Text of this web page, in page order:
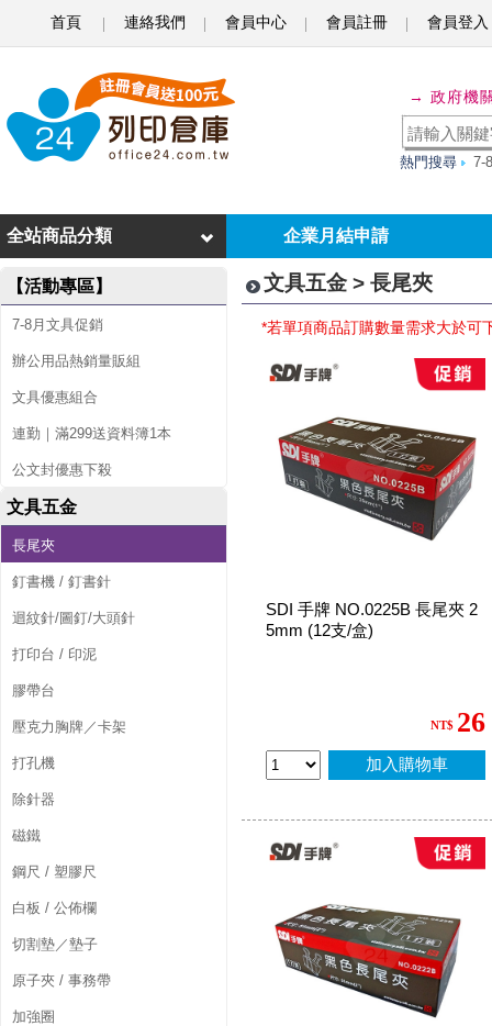
首頁 連絡我們 會員中心 會員註冊 會員登入
尾
夾
→ 政府機
熱門搜尋 7-
企業月結申請
全站商品分類
【活動專區】
7-8月文具促銷
辦公用品熱銷量販組
文具優惠組合
連勤｜滿299送資料簿1本
公文封優惠下殺
文具五金
長尾夾
釘書機 / 釘書針
迴紋針/圖釘/大頭針
打印台 / 印泥
膠帶台
壓克力胸牌／卡架
打孔機
除針器
磁鐵
鋼尺 / 塑膠尺
白板 / 公佈欄
切割墊／墊子
原子夾 / 事務帶
加強圈
文具五金 > 長尾夾
*若單項商品訂購數量需求大於可
SDI 手牌 NO.0225B 長尾夾 2
5mm (12支/盒)
NT$ 26
加入購物車